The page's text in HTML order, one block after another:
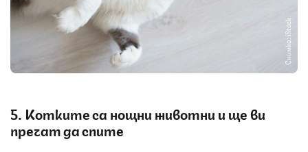
Снимка: iStock
5. Котките са нощни животни и ще ви
пречат да спите